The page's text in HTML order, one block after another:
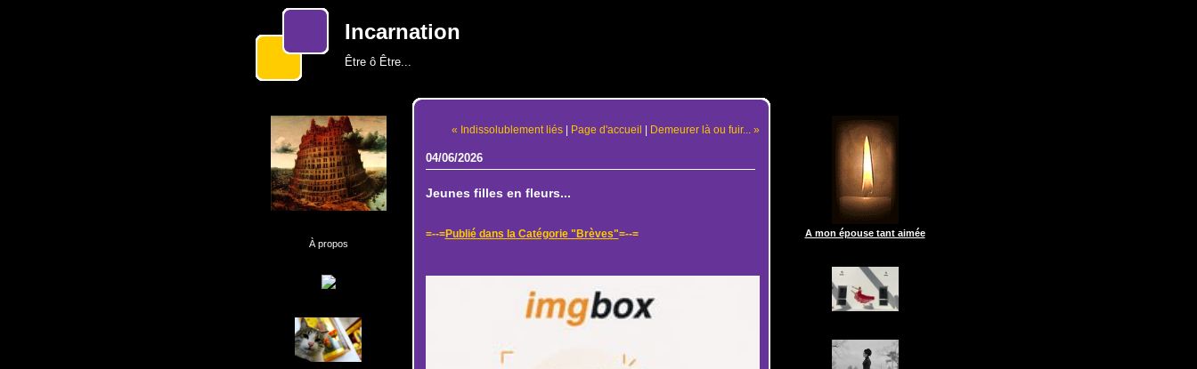
Incarnation
Être ô Être...
À propos
A mon épouse tant aimée
« Indissolublement liés| Page d'accueil | Demeurer là ou fuir... »
04/06/2026
Jeunes filles en fleurs...
=--=Publié dans la Catégorie "Brèves"=--=